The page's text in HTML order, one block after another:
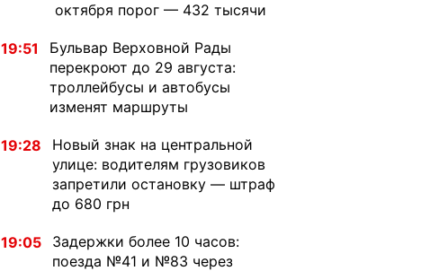
октября порог — 432 тысячи
19:51
Бульвар Верховной Рады
перекроют до 29 августа:
троллейбусы и автобусы
изменят маршруты
19:28
Новый знак на центральной
улице: водителям грузовиков
запретили остановку — штраф
до 680 грн
19:05
Задержки более 10 часов:
поезда №41 и №83 через